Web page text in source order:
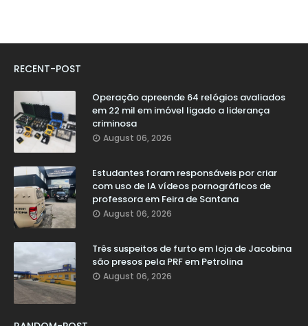
RECENT-POST
Operação apreende 64 relógios avaliados
em 22 mil em imóvel ligado a liderança
criminosa
August 06, 2026
Estudantes foram responsáveis por criar
com uso de IA vídeos pornográficos de
professora em Feira de Santana
August 06, 2026
Três suspeitos de furto em loja de Jacobina
são presos pela PRF em Petrolina
August 06, 2026